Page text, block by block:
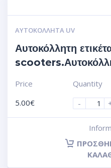
ΑΥΤΟΚΌΛΛΗΤΑ UV
Αυτοκόλλητη
Price
5.00€
Quantity
-